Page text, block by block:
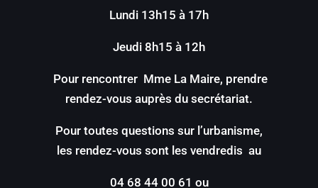
Lundi 13h15 à 17h
Jeudi 8h15 à 12h
Pour rencontrer Mme La Maire, prendre
rendez-vous auprès du secrétariat.
Pour toutes questions sur l’urbanisme,
les rendez-vous sont les vendredis au
04 68 44 00 61 ou